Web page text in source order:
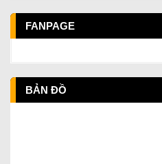
FANPAGE
BẢN ĐỒ